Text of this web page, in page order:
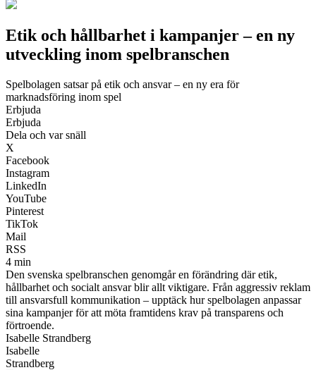
Etik och hållbarhet i kampanjer – en ny
utveckling inom spelbranschen
Spelbolagen satsar på etik och ansvar – en ny era för
marknadsföring inom spel
Erbjuda
Erbjuda
Dela och var snäll
X
Facebook
Instagram
LinkedIn
YouTube
Pinterest
TikTok
Mail
RSS
4 min
Den svenska spelbranschen genomgår en förändring där etik,
hållbarhet och socialt ansvar blir allt viktigare. Från aggressiv reklam
till ansvarsfull kommunikation – upptäck hur spelbolagen anpassar
sina kampanjer för att möta framtidens krav på transparens och
förtroende.
Isabelle Strandberg
Isabelle
Strandberg